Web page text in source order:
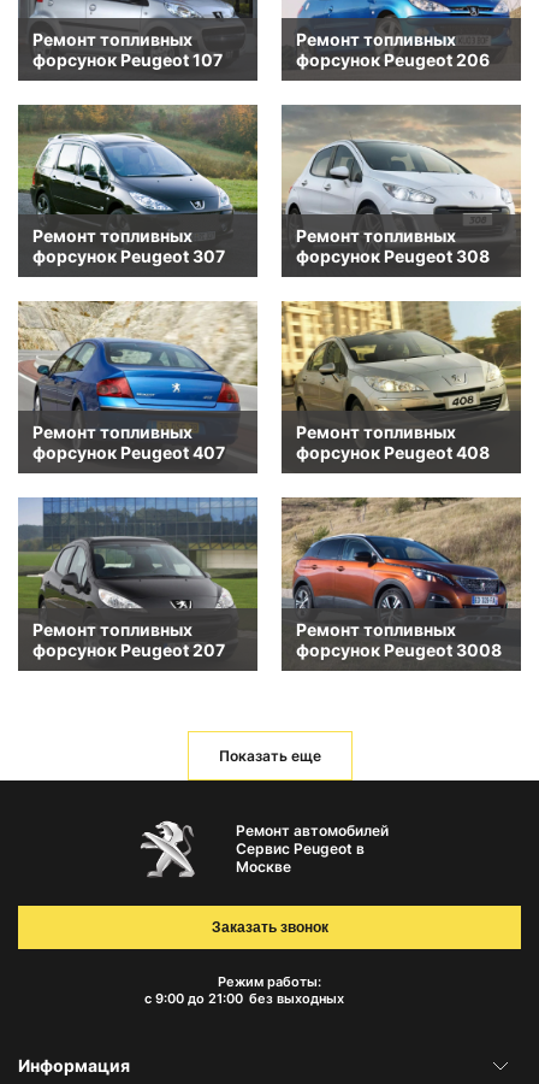
Ремонт топливных
форсунок Peugeot 107
Ремонт топливных
форсунок Peugeot 206
Ремонт топливных
форсунок Peugeot 307
Ремонт топливных
форсунок Peugeot 308
Ремонт топливных
форсунок Peugeot 407
Ремонт топливных
форсунок Peugeot 408
Ремонт топливных
форсунок Peugeot 207
Ремонт топливных
форсунок Peugeot 3008
Показать еще
Ремонт автомобилей
Сервис Peugeot в
Москве
Режим работы:
с 9:00 до 21:00 без выходных
Заказать звонок
Информация